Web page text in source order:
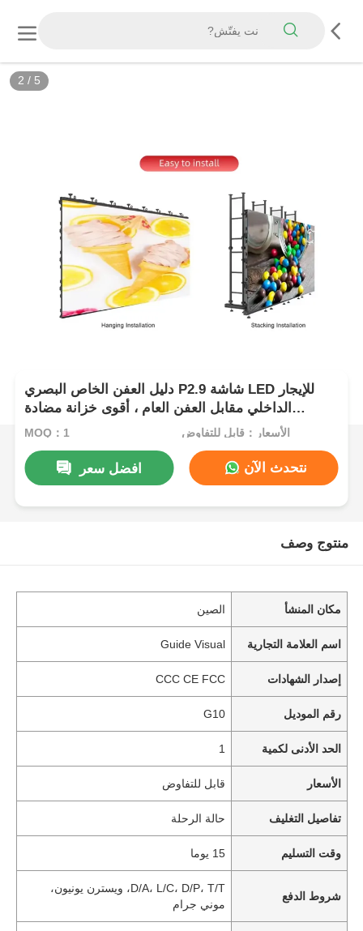
2 / 5
دليل العفن الخاص البصري P2.9 شاشة LED للإيجار
الداخلي مقابل العفن العام ، أقوى خزانة مضادة
للاصطدام
MOQ：1 الأسعار：قابل للتفاوض
افضل سعر نتحدث الآن
منتوج وصف
مكان المنشأ الصين
اسم العلامة التجارية Guide Visual
إصدار الشهادات CCC CE FCC
رقم الموديل G10
الحد الأدنى لكمية 1
الأسعار قابل للتفاوض
تفاصيل التغليف حالة الرحلة
وقت التسليم 15 يوما
شروط الدفع
D/A، L/C، D/P، T/T، ويسترن يونيون،
موني جرام